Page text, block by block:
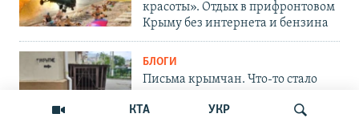
КТА УКР
красоты». Отдых в прифронтовом
Крыму без интернета и бензина
БЛОГИ
Письма крымчан. Что-то стало
укрыться?